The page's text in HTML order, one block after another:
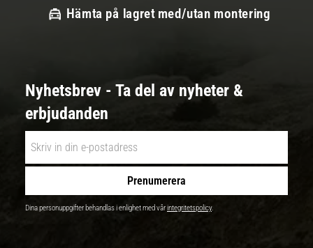
Hämta på lagret med/utan montering
Nyhetsbrev - Ta del av nyheter &
erbjudanden
Prenumerera
Dina personuppgifter behandlas i enlighet med vårintegritetspolicy.